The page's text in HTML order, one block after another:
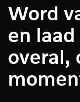
Word
en
overal,